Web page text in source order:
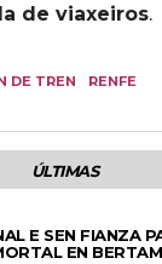
de viaxeiros.
DE TREN RENFE
ÚLTIMAS
E SEN FIANZA
EN